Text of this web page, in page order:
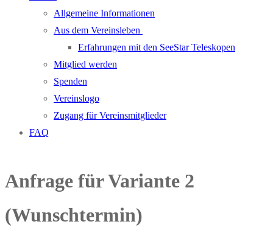
Allgemeine Informationen
Aus dem Vereinsleben
Erfahrungen mit den SeeStar Teleskopen
Mitglied werden
Spenden
Vereinslogo
Zugang für Vereinsmitglieder
FAQ
Anfrage für Variante 2
(Wunschtermin)